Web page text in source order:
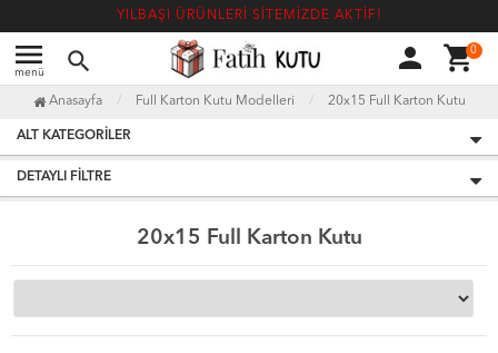
YILBAŞI ÜRÜNLERİ SİTEMİZDE AKTİF!
menu
menü search person shopping_cart0
Anasayfa Full Karton Kutu Modelleri 20x15 Full Karton Kutu
ALT KATEGORILER
DETAYLI FILTRE
20x15 Full Karton Kutu